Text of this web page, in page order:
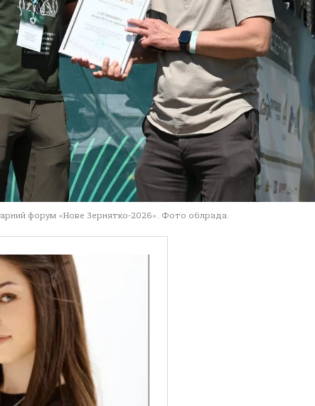
форум «Нове Зернятко-2026». Фото облрада.